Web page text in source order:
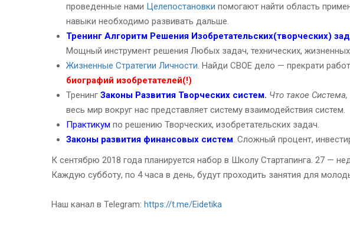
проведенные нами Целепостановки помогают найти область
навыки необходимо развивать дальше.
Тренинг Алгоритм Решения Изобретательских(творческих)
Мощный инструмент решения Любых задач, технических,
Жизненные Стратегии Личности. Найди СВОЕ дело — прекрати
биографий изобретателей(!)
Тренинг Законы Развития Творческих систем. Что такое
весь мир вокруг нас представляет систему взаимодействия систем.
Практикум по решению Творческих, изобретательских задач.
Законы развития финансовых систем. Сложный процент,
К сентябрю 2018 года планируется набор в Школу Стартапинга. 27 —
Каждую субботу, по 4 часа в день, будут проходить занятия для
Наш канал в Telegram: https://t.me/Eidetika